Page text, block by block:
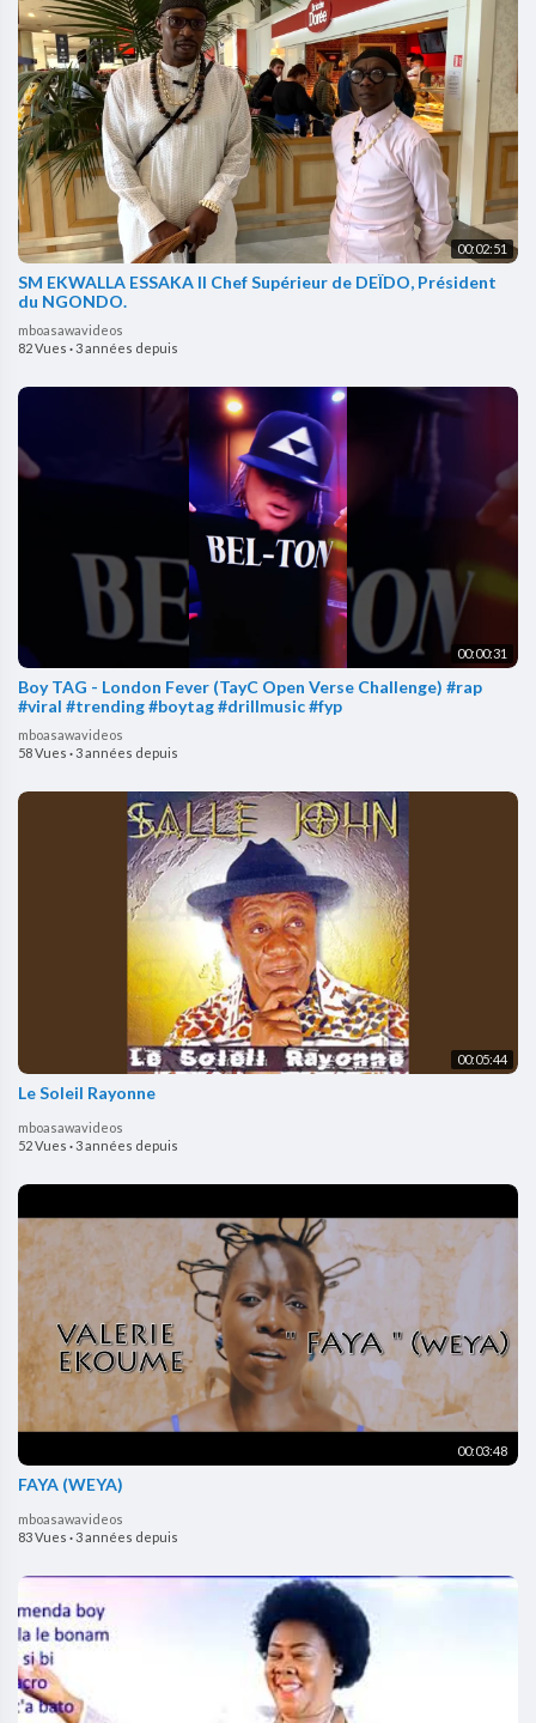
00:02:51
SM EKWALLA ESSAKA II Chef Supérieur de DEÏDO, Président
du NGONDO.
mboasawavideos
82 Vues ·3 années depuis
00:00:31
Boy TAG - London Fever (TayC Open Verse Challenge) #rap
#viral #trending #boytag #drillmusic #fyp
mboasawavideos
58 Vues ·3 années depuis
00:05:44
Le Soleil Rayonne
mboasawavideos
52 Vues · 3 années depuis
00:03:48
FAYA (WEYA)
mboasawavideos
83 Vues ·3 années depuis